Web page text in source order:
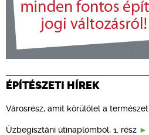
ÉPÍTÉSZETI HÍREK
Városrész, amit körülölel a természet
Üzbegisztáni útinaplómból, 1. rész